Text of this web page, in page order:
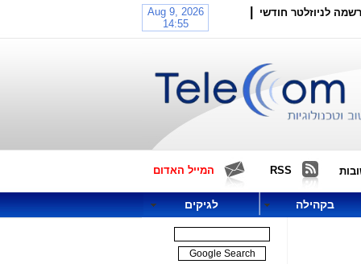
לניוזלטר חודשי
RSS המייל האדום
בקהילה לגיקים